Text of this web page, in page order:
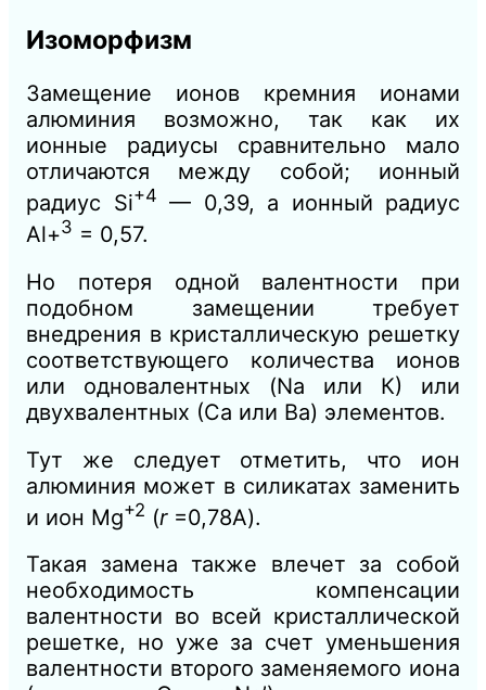
Изоморфизм
Замещение ионов кремния ионами
алюминия возможно, так как их
ионные радиусы сравнительно мало
отличаются между собой; ионный
радиус Si+4 — 0,39, а ионный радиус
Аl+3 = 0,57.
Но потеря одной валентности при
подобном замещении требует
внедрения в кристаллическую решетку
соответствующего количества ионов
или одновалентных (Na или К) или
двухвалентных (Са или Ва) элементов.
Тут же следует отметить, что ион
алюминия может в силикатах заменить
и ион Мg+2 (r=0,78А).
Такая замена также влечет за собой
необходимость компенсации
валентности во всей кристаллической
решетке, но уже за счет уменьшения
валентности второго заменяемого иона